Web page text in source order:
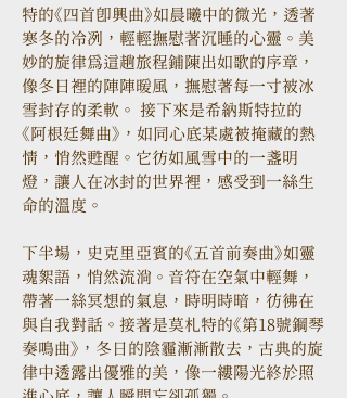
特的《四首即興曲》如晨曦中的微光，透著
寒冬的冷冽，輕輕撫慰著沉睡的心靈。美
妙的旋律為這趟旅程鋪陳出如歌的序章，
像冬日裡的陣陣暖風，撫慰著每一寸被冰
雪封存的柔軟。 接下來是希納斯特拉的
《阿根廷舞曲》，如同心底某處被掩藏的熱
情，悄然甦醒。它彷如風雪中的一盞明
燈，讓人在冰封的世界裡，感受到一絲生
命的溫度。
下半場，史克里亞賓的《五首前奏曲》如靈
魂絮語，悄然流淌。音符在空氣中輕舞，
帶著一絲冥想的氣息，時明時暗，彷彿在
與自我對話。接著是莫札特的《第18號鋼琴
奏鳴曲》，冬日的陰霾漸漸散去，古典的旋
律中透露出優雅的美，像一縷陽光終於照